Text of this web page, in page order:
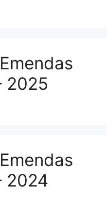
2025
2024